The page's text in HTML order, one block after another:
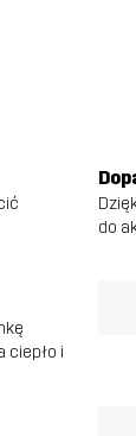
do
ciepło i